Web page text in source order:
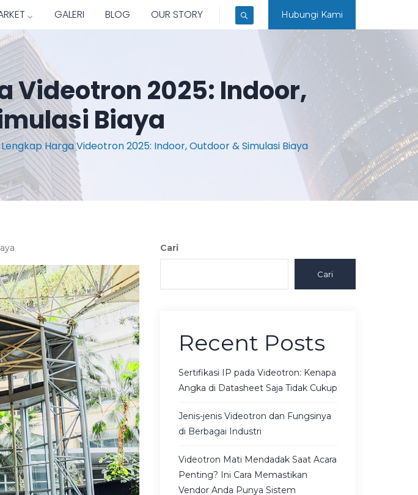
Hubungi Kami
GALERI BLOG OUR STORY
Videotron 2025: Indoor,
Biaya
Harga Videotron 2025: Indoor, Outdoor & Simulasi Biaya
Cari
Cari
Recent Posts
Sertifikasi IP pada Videotron: Kenapa
Angka di Datasheet Saja Tidak Cukup
Jenis-jenis Videotron dan Fungsinya
di Berbagai Industri
Videotron Mati Mendadak Saat Acara
Penting? Ini Cara Memastikan
Vendor Anda Punya Sistem